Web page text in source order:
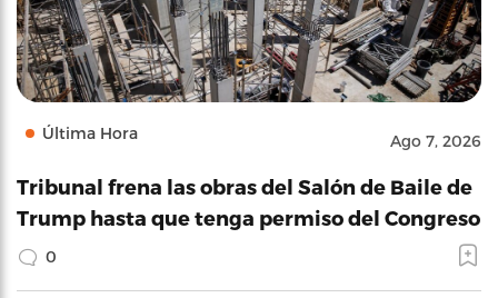
Última Hora Ago 7, 2026
Tribunal frena las obras del Salón de Baile de
Trump hasta que tenga permiso del Congreso
0